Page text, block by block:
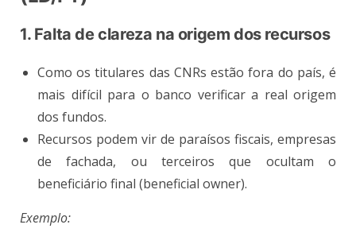
1. Falta de clareza na origem dos recursos
Como os titulares das CNRs estão fora do país, é
mais difícil para o banco verificar a real origem
dos fundos.
Recursos podem vir de paraísos fiscais, empresas
de fachada, ou terceiros que ocultam o
beneficiário final (beneficial owner).
Exemplo: